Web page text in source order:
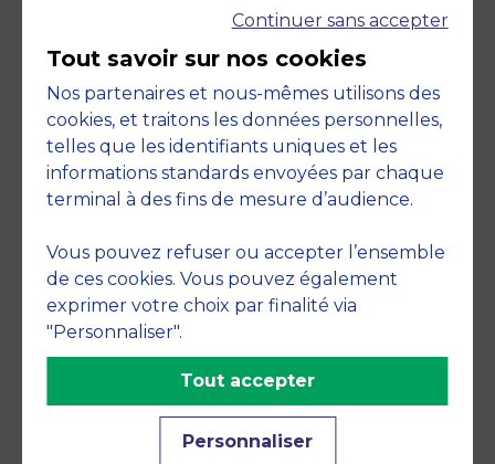
Engagements
Continuer sans accepter
Tout savoir sur nos cookies
Nos partenaires et nous-mêmes utilisons des
cookies, et traitons les données personnelles,
telles que les identifiants uniques et les
informations standards envoyées par chaque
terminal à des fins de mesure d’audience.
Vous pouvez refuser ou accepter l’ensemble
de ces cookies. Vous pouvez également
exprimer votre choix par finalité via
"Personnaliser".
Personnaliser
Tout accepter